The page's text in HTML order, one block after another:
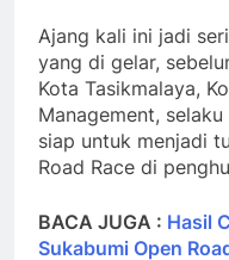
Ajang kali ini jadi
yang di gelar,
Kota Tasikmalaya,
Management,
siap untuk menjadi
Road Race di
BACA JUGA : Hasil
Sukabumi Open